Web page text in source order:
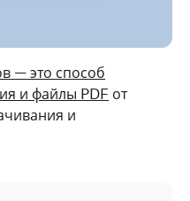
— это способ
и файлы PDF от
и